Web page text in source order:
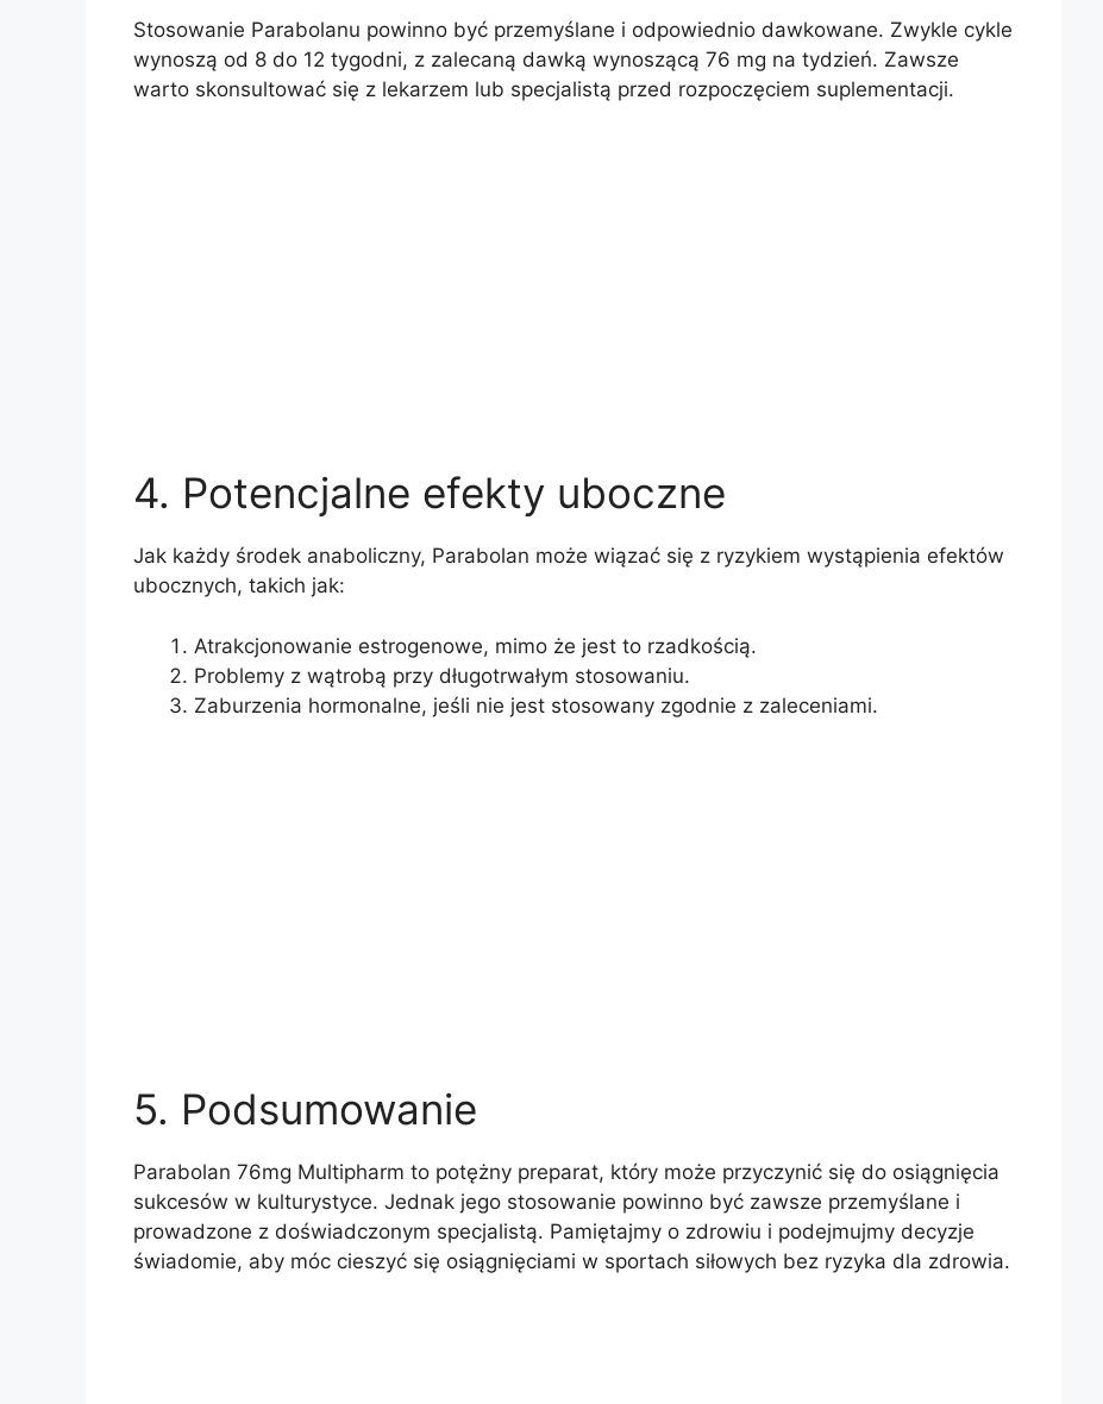
Stosowanie Parabolanu powinno być przemyślane i odpowiednio dawkowane. Zwykle cykle
wynoszą od 8 do 12 tygodni, z zalecaną dawką wynoszącą 76 mg na tydzień. Zawsze
warto skonsultować się z lekarzem lub specjalistą przed rozpoczęciem suplementacji.
4. Potencjalne efekty uboczne
Jak każdy środek anaboliczny, Parabolan może wiązać się z ryzykiem wystąpienia efektów
ubocznych, takich jak:
Atrakcjonowanie estrogenowe, mimo że jest to rzadkością.
Problemy z wątrobą przy długotrwałym stosowaniu.
Zaburzenia hormonalne, jeśli nie jest stosowany zgodnie z zaleceniami.
5. Podsumowanie
Parabolan 76mg Multipharm to potężny preparat, który może przyczynić się do osiągnięcia
sukcesów w kulturystyce. Jednak jego stosowanie powinno być zawsze przemyślane i
prowadzone z doświadczonym specjalistą. Pamiętajmy o zdrowiu i podejmujmy decyzje
świadomie, aby móc cieszyć się osiągnięciami w sportach siłowych bez ryzyka dla zdrowia.